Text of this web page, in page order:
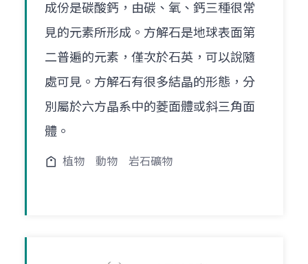
成份是碳酸鈣，由碳、氧、鈣三種很常
見的元素所形成。方解石是地球表面第
二普遍的元素，僅次於石英，可以說隨
處可見。方解石有很多結晶的形態，分
別屬於六方晶系中的菱面體或斜三角面
體。
植物 動物 岩石礦物